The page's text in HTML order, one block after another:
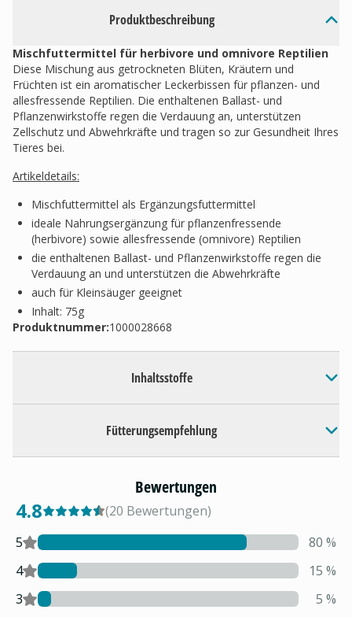
Produktbeschreibung
Mischfuttermittel für herbivore und omnivore Reptilien
Diese Mischung aus getrockneten Blüten, Kräutern und
Früchten ist ein aromatischer Leckerbissen für pflanzen- und
allesfressende Reptilien. Die enthaltenen Ballast- und
Pflanzenwirkstoffe regen die Verdauung an, unterstützen
Zellschutz und Abwehrkräfte und tragen so zur Gesundheit Ihres
Tieres bei.
Artikeldetails:
Mischfuttermittel als Ergänzungsfuttermittel
ideale Nahrungsergänzung für pflanzenfressende
(herbivore) sowie allesfressende (omnivore) Reptilien
die enthaltenen Ballast- und Pflanzenwirkstoffe regen die
Verdauung an und unterstützen die Abwehrkräfte
auch für Kleinsäuger geeignet
Inhalt: 75g
Produktnummer:1000028668
Inhaltsstoffe
Fütterungsempfehlung
Bewertungen
4.8 (20 Bewertungen)
5
80 %
4
15 %
3
5 %